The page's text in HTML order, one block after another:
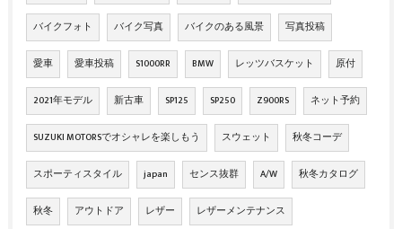
バイクフォト バイク写真 バイクのある風景 写真投稿
愛車 愛車投稿 S1000RR BMW レッツバスケット 原付
2021年モデル 新古車 SP125 SP250 Z900RS ネット予約
SUZUKI MOTORSでオシャレを楽しもう スウェット 秋冬コーデ
スポーティスタイル japan センス抜群 A/W 秋冬カタログ
秋冬 アウトドア レザー レザーメンテナンス